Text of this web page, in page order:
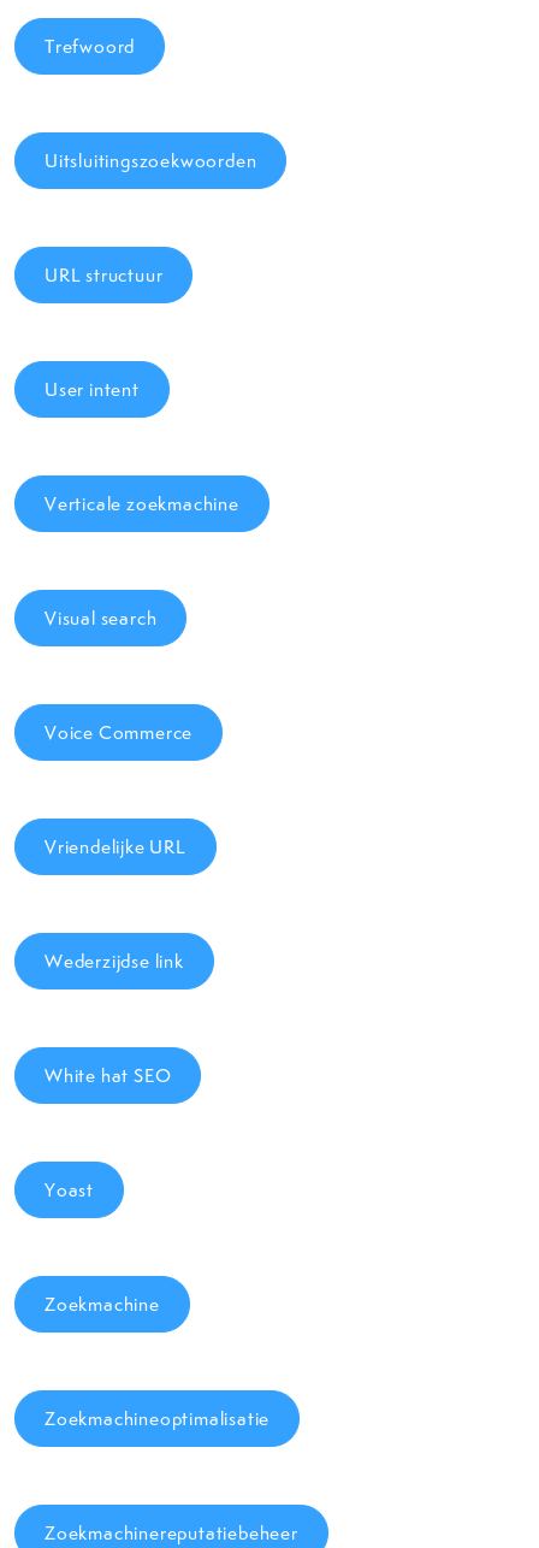
Trefwoord
Uitsluitingszoekwoorden
URL structuur
User intent
Verticale zoekmachine
Visual search
Voice Commerce
Vriendelijke URL
Wederzijdse link
White hat SEO
Yoast
Zoekmachine
Zoekmachineoptimalisatie
Zoekmachinereputatiebeheer